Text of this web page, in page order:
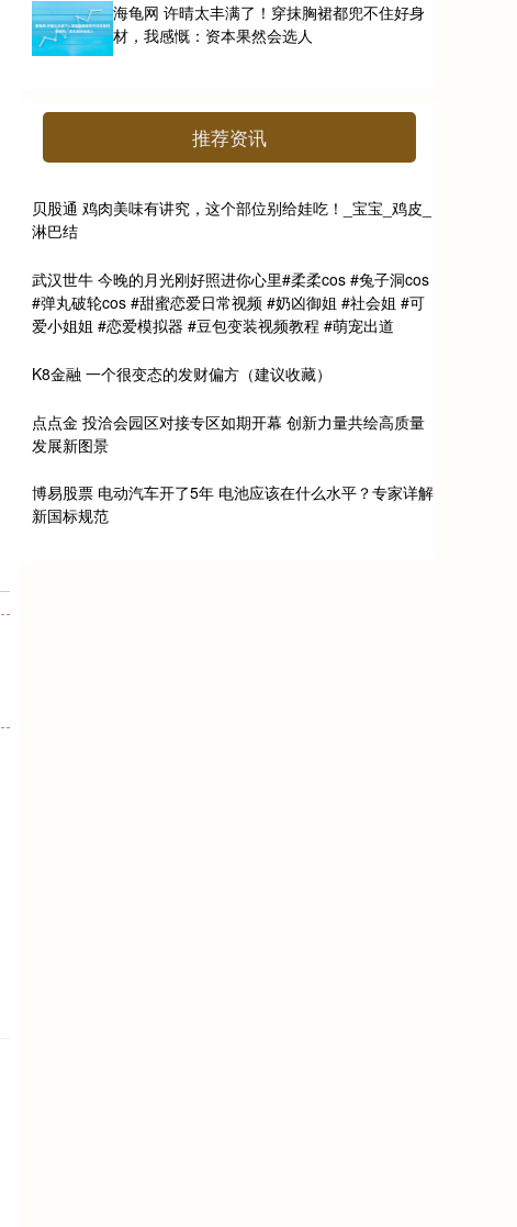
海龟网 许晴太丰满了！穿抹胸裙都兜不住好身
材，我感慨：资本果然会选人
推荐资讯
贝股通 鸡肉美味有讲究，这个部位别给娃吃！_宝宝_鸡皮_
淋巴结
武汉世牛 今晚的月光刚好照进你心里#柔柔cos #兔子洞cos
#弹丸破轮cos #甜蜜恋爱日常视频 #奶凶御姐 #社会姐 #可
爱小姐姐 #恋爱模拟器 #豆包变装视频教程 #萌宠出道
K8金融 一个很变态的发财偏方（建议收藏）
点点金 投洽会园区对接专区如期开幕 创新力量共绘高质量
发展新图景
博易股票 电动汽车开了5年 电池应该在什么水平？专家详解
新国标规范